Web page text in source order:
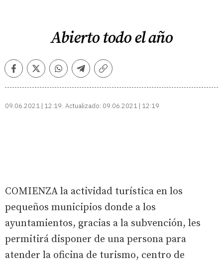
Abierto todo el año
FacebookTwitterWhatsappTelegramCopiar
09.06.2021 | 12:19 Actualizado: 09.06.2021 | 12:19
COMIENZA la actividad turística en los
pequeños municipios donde a los
ayuntamientos, gracias a la subvención, les
permitirá disponer de una persona para
atender la oficina de turismo, centro de